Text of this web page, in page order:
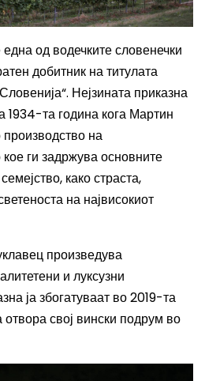
од водечките словенечки
добитник на титулата
Нејзината приказна
1934-та година кога Мартин
на
ги задржува основните
како страста,
на највисокиот
произведува
и луксузни
ја збогатуваат во 2019-та
отвора свој вински подрум во